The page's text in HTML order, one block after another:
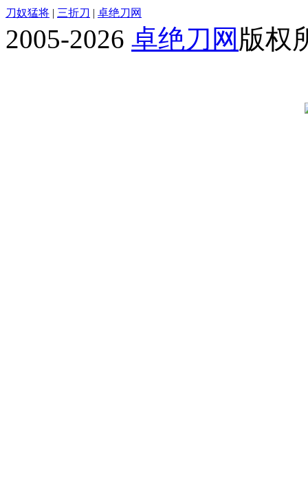
刀奴猛将 | 三折刀 | 卓绝刀网
2005-2026 卓绝刀网 版权